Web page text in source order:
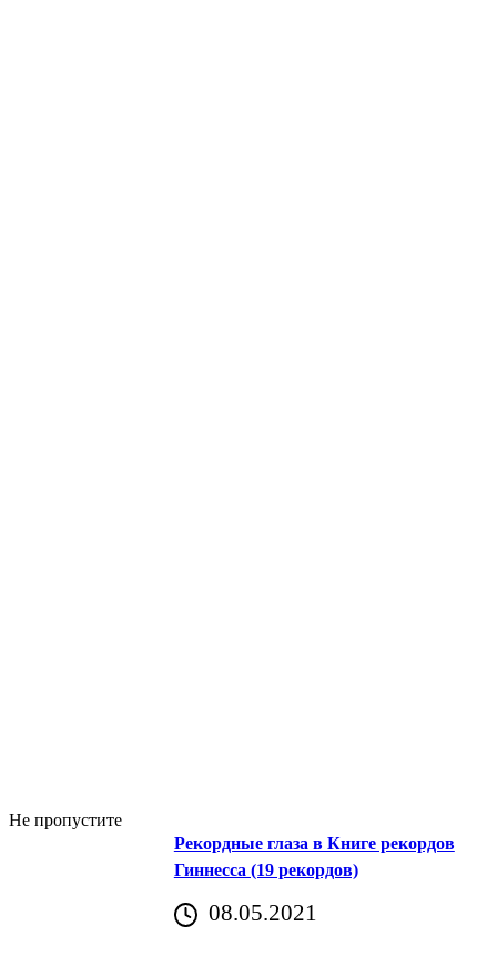
Не пропустите
Рекордные глаза в Книге рекордов
Гиннесса (19 рекордов)
08.05.2021